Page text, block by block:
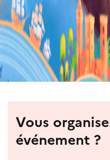
Vous
événement ?